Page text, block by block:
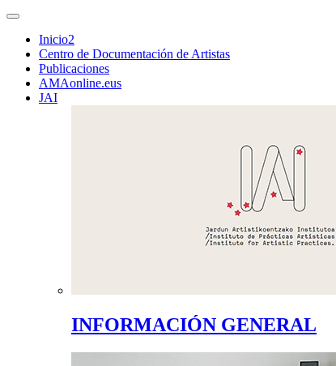
Inicio2
Centro de Documentación de Artistas
Publicaciones
AMAonline.eus
JAI
INFORMACIÓN GENERAL